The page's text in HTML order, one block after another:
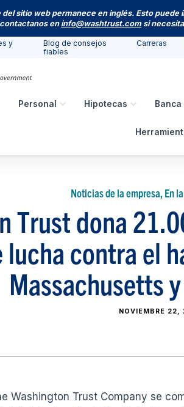
sitio web permanece en inglés. Esto
en info@washtrust.com si
y
Blog de consejos
fiables
Carreras
Personal Hipotecas
Noticias de la empresa, En
Trust dona
lucha contra el
Massachusetts
NOVIEMBRE 22,
Washington Trust Company se